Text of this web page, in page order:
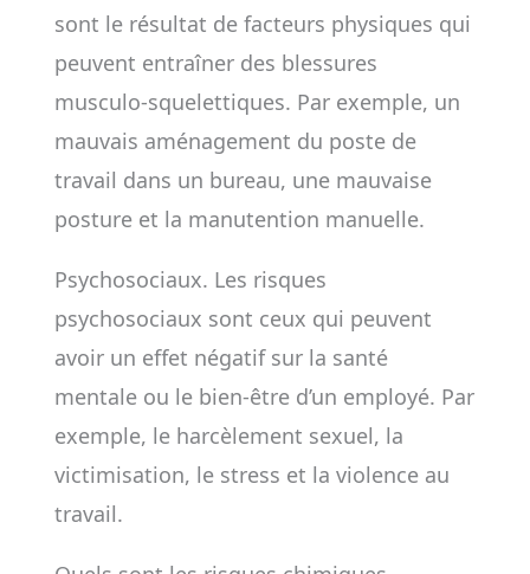
sont le résultat de facteurs physiques qui
peuvent entraîner des blessures
musculo-squelettiques. Par exemple, un
mauvais aménagement du poste de
travail dans un bureau, une mauvaise
posture et la manutention manuelle.
Psychosociaux. Les risques
psychosociaux sont ceux qui peuvent
avoir un effet négatif sur la santé
mentale ou le bien-être d’un employé. Par
exemple, le harcèlement sexuel, la
victimisation, le stress et la violence au
travail.